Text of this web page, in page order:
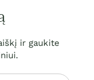
ir gaukite